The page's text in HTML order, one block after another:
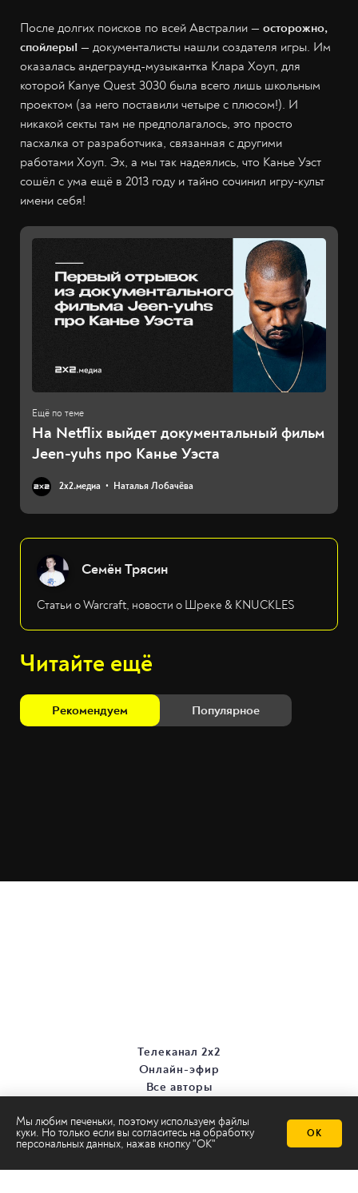
После долгих поисков по всей Австралии — осторожно,
спойлеры! — документалисты нашли создателя игры. Им
оказалась андеграунд-музыкантка Клара Хоуп, для
которой Kanye Quest 3030 была всего лишь школьным
проектом (за него поставили четыре с плюсом!). И
никакой секты там не предполагалось, это просто
пасхалка от разработчика, связанная с другими
работами Хоуп. Эх, а мы так надеялись, что Канье Уэст
сошёл с ума ещё в 2013 году и тайно сочинил игру-культ
имени себя!
На Netflix выйдет документальный фильм
Jeen-yuhs про Канье Уэста
2х2.медиа Наталья Лобачёва
Семён Трясин
Статьи о Warcraft, новости о Шреке & KNUCKLES
Читайте ещё
Рекомендуем Популярное
Мы любим печеньки, поэтому используем файлы
куки. Но только если вы согласитесь на обработку
персональных данных, нажав кнопку "ОК"
ОК
Телеканал 2х2
Онлайн-эфир
Все авторы